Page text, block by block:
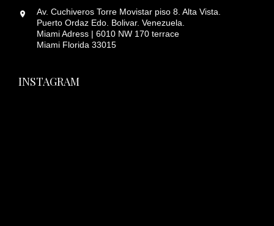
Av. Cuchiveros Torre Movistar piso 8. Alta Vista.
Puerto Ordaz Edo. Bolivar. Venezuela.
Miami Adress | 6010 NW 170 terrace
Miami Florida 33015
INSTAGRAM